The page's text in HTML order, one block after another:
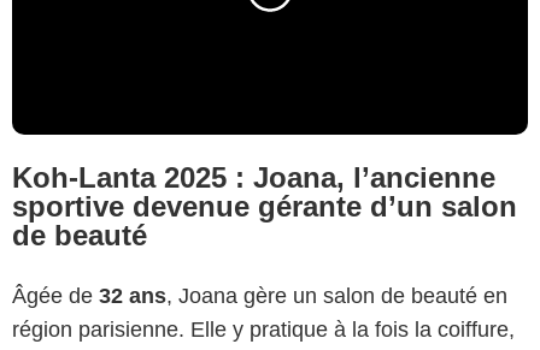
Koh-Lanta 2025 : Joana, l’ancienne
sportive devenue gérante d’un salon
de beauté
Âgée de 32 ans, Joana gère un salon de beauté en
région parisienne. Elle y pratique à la fois la coiffure,